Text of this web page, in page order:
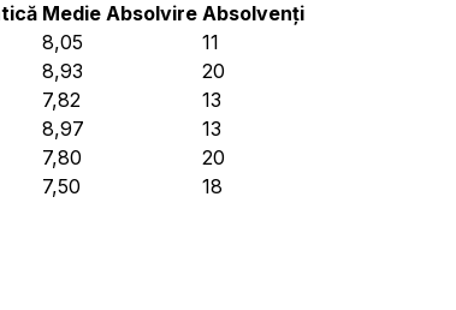
Medie Absolvire Absolvenți
8,05
11
8,93
20
7,82
13
8,97
13
7,80
20
7,50
18